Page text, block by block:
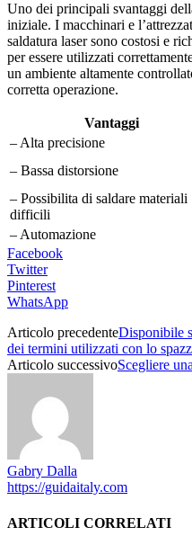
Uno dei principali svantaggi
iniziale. I macchinari e
saldatura laser sono costosi e
per essere utilizzati
un ambiente altamente
corretta operazione.
Vantaggi
– Alta precisione
– Bassa distorsione
– Possibilita di saldare materiali
difficili
– Automazione
Facebook
Twitter
Pinterest
WhatsApp
Articolo precedenteDisponibile
dei termini utilizzati con lo
Articolo successivoScegliere
Gabry Dalla
https://guidaitaly.com
ARTICOLI CORRELATI